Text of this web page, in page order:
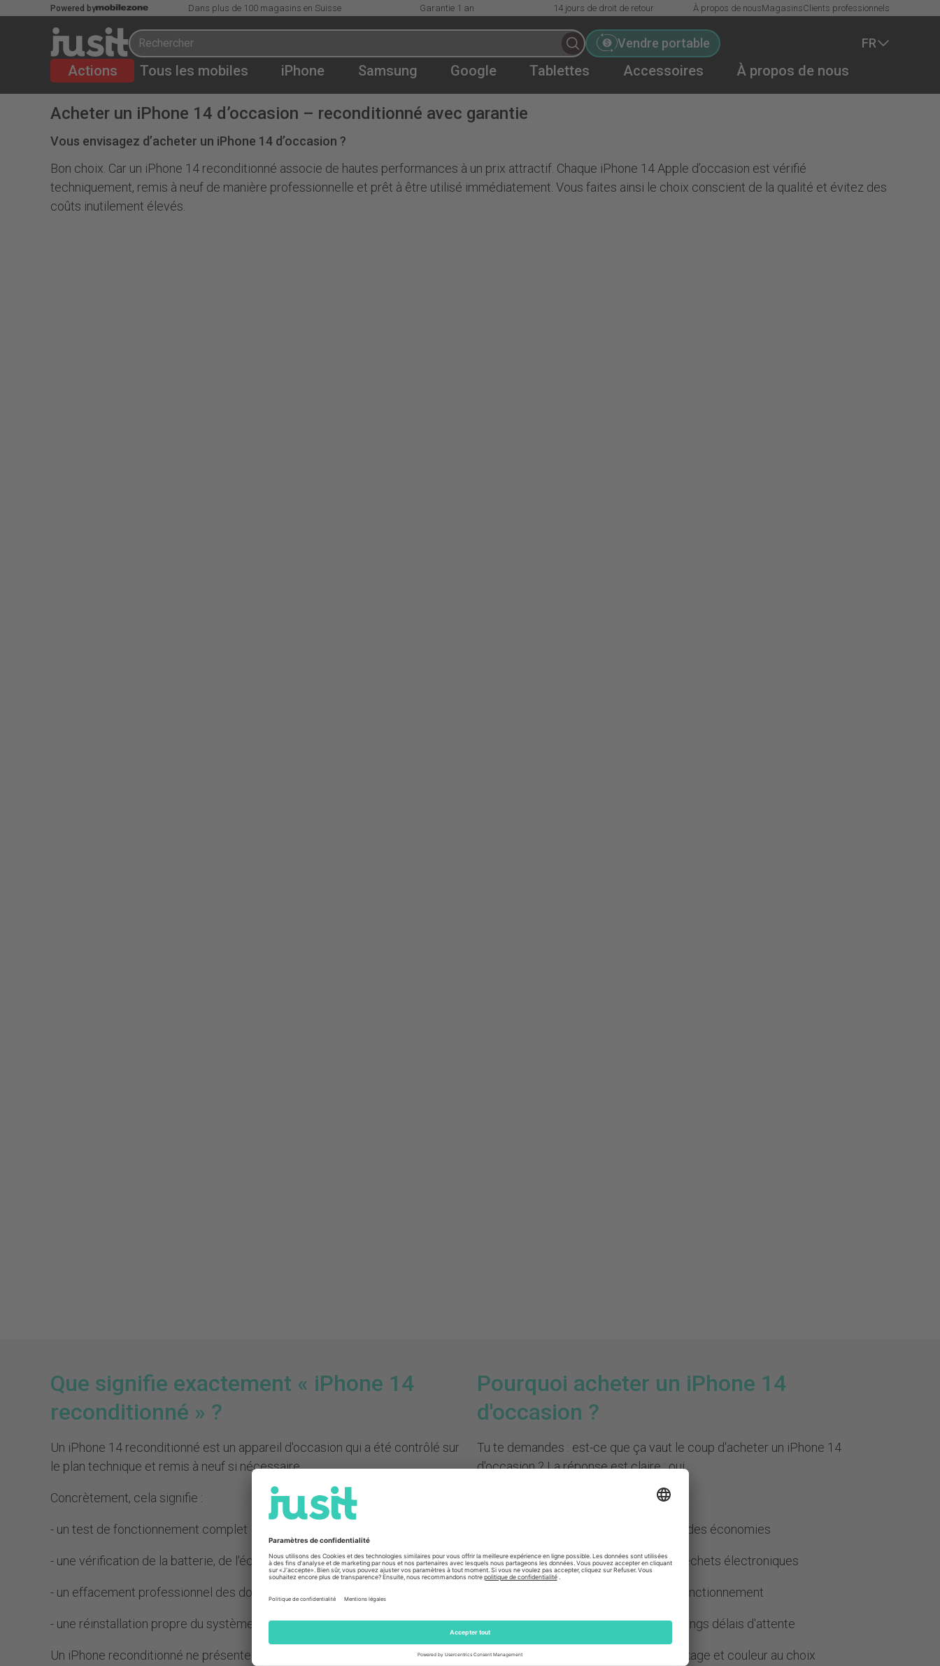
Powered by Dans plus de 100 magasins en Suisse Garantie 1 an 14 jours de droit de retour À propos de nousMagasinsClients professionnels
Vendre portable FR
Actions Tous les mobiles iPhone Samsung Google Tablettes Accessoires À propos de nous
Acheter un iPhone 14 d’occasion – reconditionné avec garantie
Vous envisagez d’acheter un iPhone 14 d’occasion ?
Bon choix. Car un iPhone 14 reconditionné associe de hautes performances à un prix attractif. Chaque iPhone 14 Apple d’occasion est vérifié
techniquement, remis à neuf de manière professionnelle et prêt à être utilisé immédiatement. Vous faites ainsi le choix conscient de la qualité et évitez des
coûts inutilement élevés.
Que signifie exactement « iPhone 14
reconditionné » ?
Un iPhone 14 reconditionné est un appareil d'occasion qui a été contrôlé sur
le plan technique et remis à neuf si nécessaire.
Concrètement, cela signifie :
- un test de fonctionnement complet
- une vérification de la batterie, de l'écran et de l'appareil photo
- un effacement professionnel des données
- une réinstallation propre du système
Un iPhone reconditionné ne présente donc aucun risque, mais constitueune
Pourquoi acheter un iPhone 14
d'occasion ?
Tu te demandes : est-ce que ça vaut le coup d'acheter un iPhone 14
d'occasion ? La réponse est claire : oui.
Tes avantages en un coup d'œil :
– fais des économies
Consommation durable– moins de déchets électroniques
– en parfait état de fonctionnement
Disponible immédiatement– pas de longs délais d'attente
Choix flexible – état, capacité de stockage et couleur au choix